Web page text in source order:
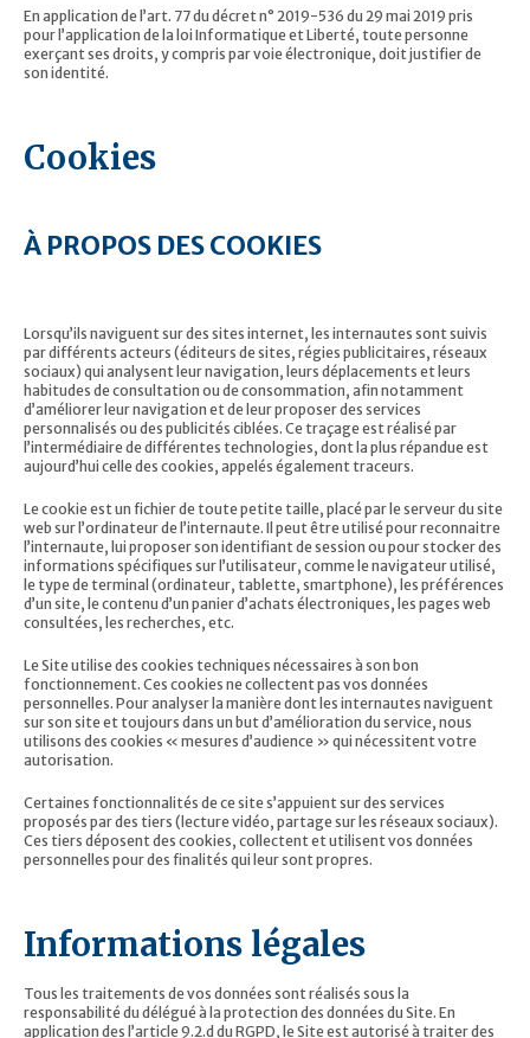
En application de l’art. 77 du décret n° 2019-536 du 29 mai 2019 pris
pour l’application de la loi Informatique et Liberté, toute personne
exerçant ses droits, y compris par voie électronique, doit justifier de
son identité.
Cookies
À PROPOS DES COOKIES
Lorsqu’ils naviguent sur des sites internet, les internautes sont suivis
par différents acteurs (éditeurs de sites, régies publicitaires, réseaux
sociaux) qui analysent leur navigation, leurs déplacements et leurs
habitudes de consultation ou de consommation, afin notamment
d’améliorer leur navigation et de leur proposer des services
personnalisés ou des publicités ciblées. Ce traçage est réalisé par
l’intermédiaire de différentes technologies, dont la plus répandue est
aujourd’hui celle des cookies, appelés également traceurs.
Le cookie est un fichier de toute petite taille, placé par le serveur du site
web sur l’ordinateur de l’internaute. Il peut être utilisé pour reconnaitre
l’internaute, lui proposer son identifiant de session ou pour stocker des
informations spécifiques sur l’utilisateur, comme le navigateur utilisé,
le type de terminal (ordinateur, tablette, smartphone), les préférences
d’un site, le contenu d’un panier d’achats électroniques, les pages web
consultées, les recherches, etc.
Le Site utilise des cookies techniques nécessaires à son bon
fonctionnement. Ces cookies ne collectent pas vos données
personnelles. Pour analyser la manière dont les internautes naviguent
sur son site et toujours dans un but d’amélioration du service, nous
utilisons des cookies « mesures d’audience » qui nécessitent votre
autorisation.
Certaines fonctionnalités de ce site s’appuient sur des services
proposés par des tiers (lecture vidéo, partage sur les réseaux sociaux).
Ces tiers déposent des cookies, collectent et utilisent vos données
personnelles pour des finalités qui leur sont propres.
Informations légales
Tous les traitements de vos données sont réalisés sous la
responsabilité du délégué à la protection des données du Site. En
application des l’article 9.2.d du RGPD, le Site est autorisé à traiter des